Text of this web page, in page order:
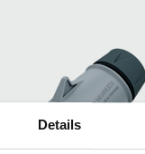
Details